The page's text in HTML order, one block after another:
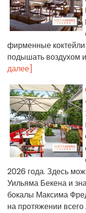
фирменные
подышать воздухом
далее]
2026 года. Здесь
Уильяма Бекена и
бокалы Максима
на протяжении всего